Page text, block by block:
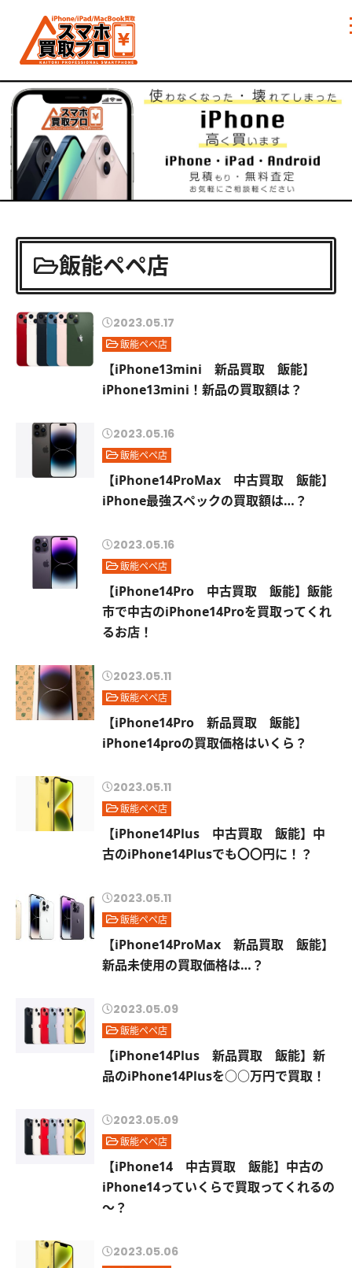
飯能ペペ店
2023.05.17
飯能ペペ店
【iPhone13mini 新品買取 飯能】
iPhone13mini！新品の買取額は？
2023.05.16
飯能ペペ店
【iPhone14ProMax 中古買取 飯能】
iPhone最強スペックの買取額は…？
2023.05.16
飯能ペペ店
【iPhone14Pro 中古買取 飯能】飯能
市で中古のiPhone14Proを買取ってくれ
るお店！
2023.05.11
飯能ペペ店
【iPhone14Pro 新品買取 飯能】
iPhone14proの買取価格はいくら？
2023.05.11
飯能ペペ店
【iPhone14Plus 中古買取 飯能】中
古のiPhone14Plusでも〇〇円に！？
2023.05.11
飯能ペペ店
【iPhone14ProMax 新品買取 飯能】
新品未使用の買取価格は…？
2023.05.09
飯能ペペ店
【iPhone14Plus 新品買取 飯能】新
品のiPhone14Plusを○○万円で買取！
2023.05.09
飯能ペペ店
【iPhone14 中古買取 飯能】中古の
iPhone14っていくらで買取ってくれるの
～？
2023.05.06